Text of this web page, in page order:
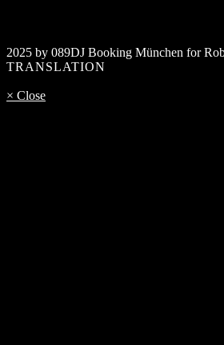
2025 by 089DJ Booking München for
TRANSLATION
× Close